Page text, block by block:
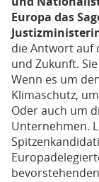
Europa das
die Antwort auf
und Zukunft.
Wenn es um
Klimaschutz,
Oder auch um
Unternehmen.